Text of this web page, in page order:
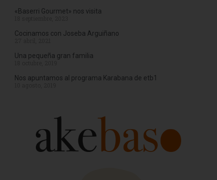
«Baserri Gourmet» nos visita
Cocinamos con Joseba Arguiñano
Una pequeña gran familia
Nos apuntamos al programa Karabana de etb1